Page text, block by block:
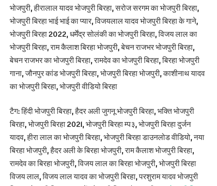
भोजपुरी, हीरालाल यादव भोजपुरी बिरहा, सरोज सरगम का भोजपुरी बिरहा,
भोजपुरी बिरहा भाई भाई का प्यार, विजयलाल यादव भोजपुरी बिरहा के गाने,
भोजपुरी बिरहा 2022, धर्मेंद्र सोलंकी का भोजपुरी बिरहा, विजय लाल का
भोजपुरी बिरहा, राम कैलाश बिरहा भोजपुरी, बेचन राजभर भोजपुरी बिरहा,
बेचन राजभर का भोजपुरी बिरहा, रामदेव का भोजपुरी बिरहा, बिरहा भोजपुरी
गाना, जौनपुर कांड भोजपुरी बिरहा, भोजपुरी बिरहा भोजपुरी, काशीनाथ यादव
का भोजपुरी बिरहा, भोजपुरी वीडियो बिरहा
टैग: हिंदी भोजपुरी बिरहा, हैदर अली जुगनू भोजपुरी बिरहा, भक्ति भोजपुरी
बिरहा, भोजपुरी बिरहा 2021, भोजपुरी बिरहा म्प३, भोजपुरी बिरहा दुर्जन
यादव, हीरा लाल का भोजपुरी बिरहा, भोजपुरी बिरहा डाउनलोड वीडियो, नया
बिरहा भोजपुरी, हैदर अली के बिरहा भोजपुरी, राम कैलाश भोजपुरी बिरहा,
रामदेव का बिरहा भोजपुरी, विजय लाल का बिरहा भोजपुरी, भोजपुरी बिरहा
विजय लाल, विजय लाल यादव का भोजपुरी बिरहा, परशुराम यादव भोजपुरी